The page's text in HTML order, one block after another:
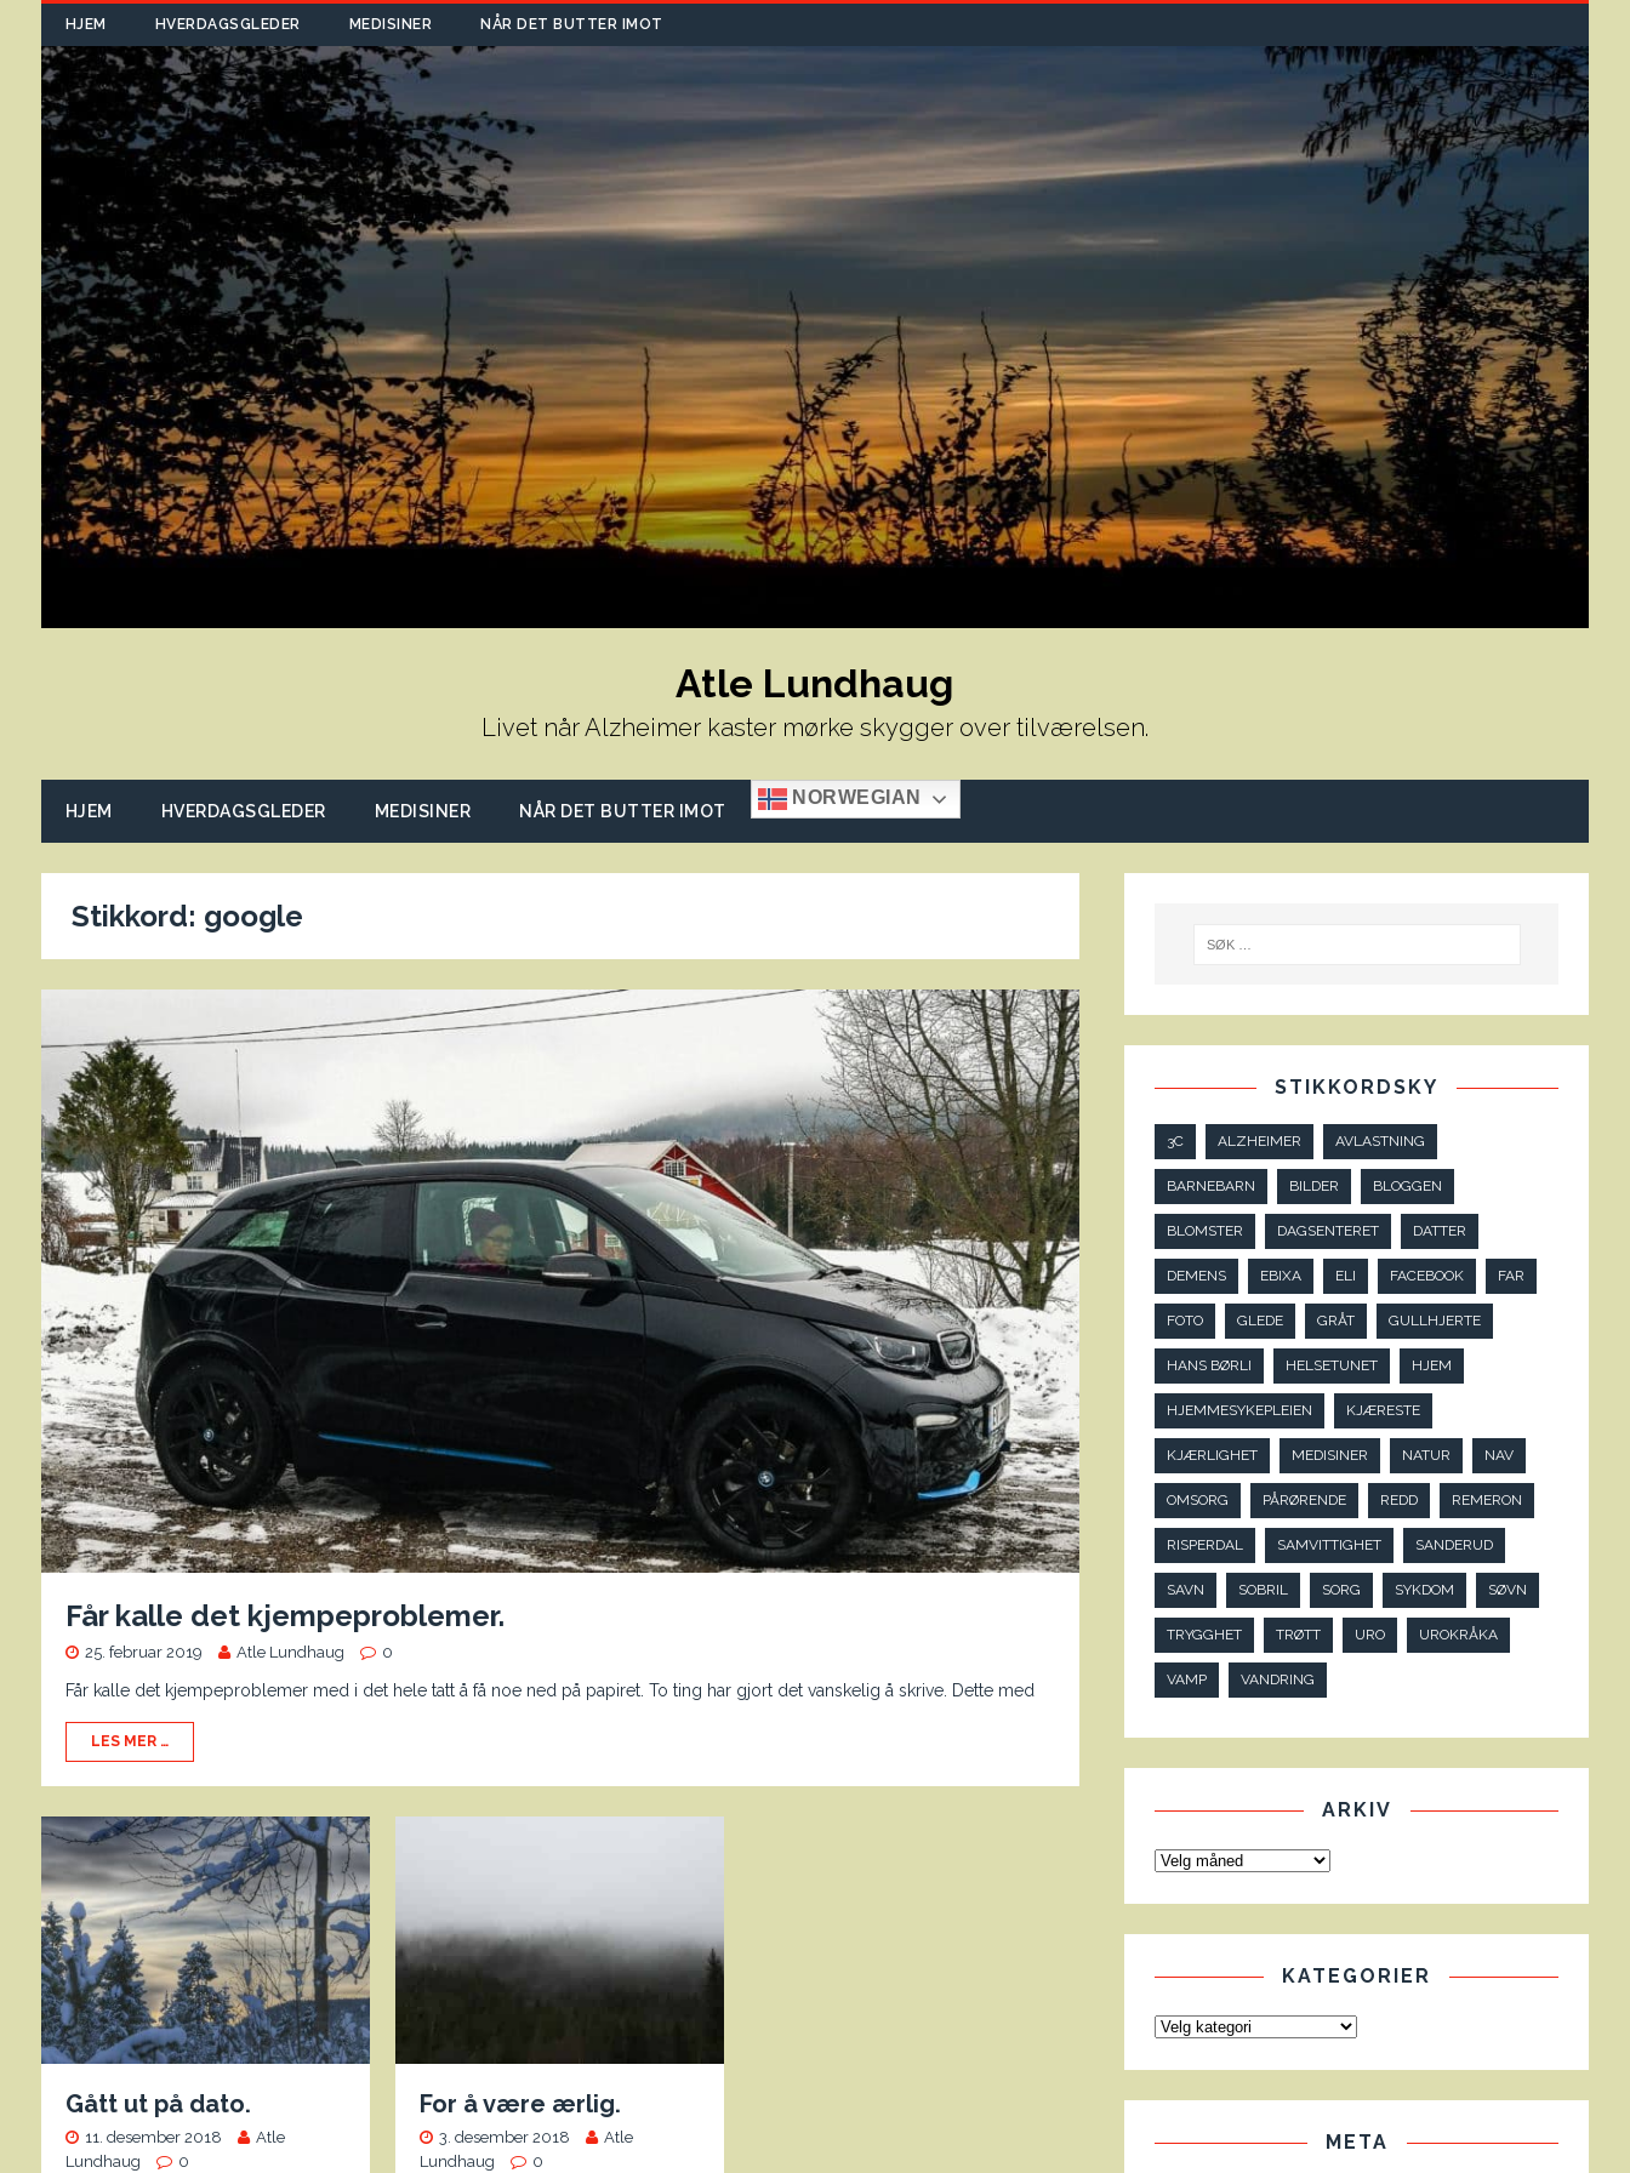
HJEM HVERDAGSGLEDER MEDISINER NÅR DET BUTTER IMOT
Atle Lundhaug
Livet når Alzheimer kaster mørke skygger over tilværelsen.
HJEM HVERDAGSGLEDER MEDISINER NÅR DET BUTTER IMOT
NORWEGIAN
Stikkord: google
Får kalle det kjempeproblemer.
25. februar 2019 Atle Lundhaug 0
Får kalle det kjempeproblemer med i det hele tatt å få noe ned på papiret. To ting har gjort det vanskelig å skrive. Dette med
LES MER …
Gått ut på dato.
11. desember 2018
Atle
Lundhaug
0
For å være ærlig.
3. desember 2018
Atle
Lundhaug
0
STIKKORDSKY
3C ALZHEIMER AVLASTNING
BARNEBARN BILDER BLOGGEN
BLOMSTER DAGSENTERET DATTER
DEMENS EBIXA ELI FACEBOOK FAR
FOTO GLEDE GRÅT GULLHJERTE
HANS BØRLI HELSETUNET HJEM
HJEMMESYKEPLEIEN KJÆRESTE
KJÆRLIGHET MEDISINER NATUR NAV
OMSORG PÅRØRENDE REDD REMERON
RISPERDAL SAMVITTIGHET SANDERUD
SAVN SOBRIL SORG SYKDOM SØVN
TRYGGHET TRØTT URO UROKRÅKA
VAMP VANDRING
ARKIV
KATEGORIER
META